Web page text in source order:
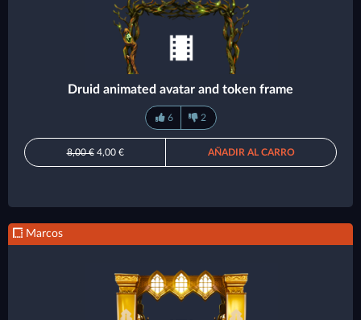
Druid animated avatar and token frame
6 2
8,00 €4,00 € AÑADIR AL CARRO
Marcos